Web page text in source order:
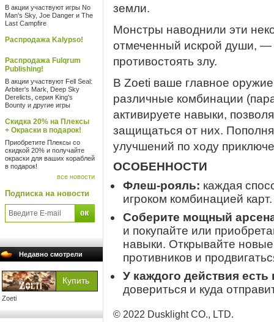
В акции участвуют игры No
Man's Sky, Joe Danger и The
Last Campfire
Распродажа Kalypso!
Распродажа Fulqrum
Publishing!
В акции участвуют Fell Seal:
Arbiter's Mark, Deep Sky
Derelicts, серия King's
Bounty и другие игры
Скидка 20% на Плексы
+ Окраски в подарок!
Приобретите Плексы со
скидкой 20% и получайте
окраски для ваших кораблей
в подарок!
все новости
Подписка на новости
Недавно смотрели
Zoeti
земли.
Монстры наводнили эти
отмеченный искрой души, —
противостоять злу.
В Zoeti ваше главное
различные комбинации
активируете навыки,
защищаться от них.
улучшений по ходу
ОСОБЕННОСТИ
Флеш-рояль: каждая
игроком комбинацией
Соберите мощный
и покупайте или
навыки. Открывайте
противников и
У каждого действия есть
довериться и куда
© 2022 Dusklight CO., LTD.